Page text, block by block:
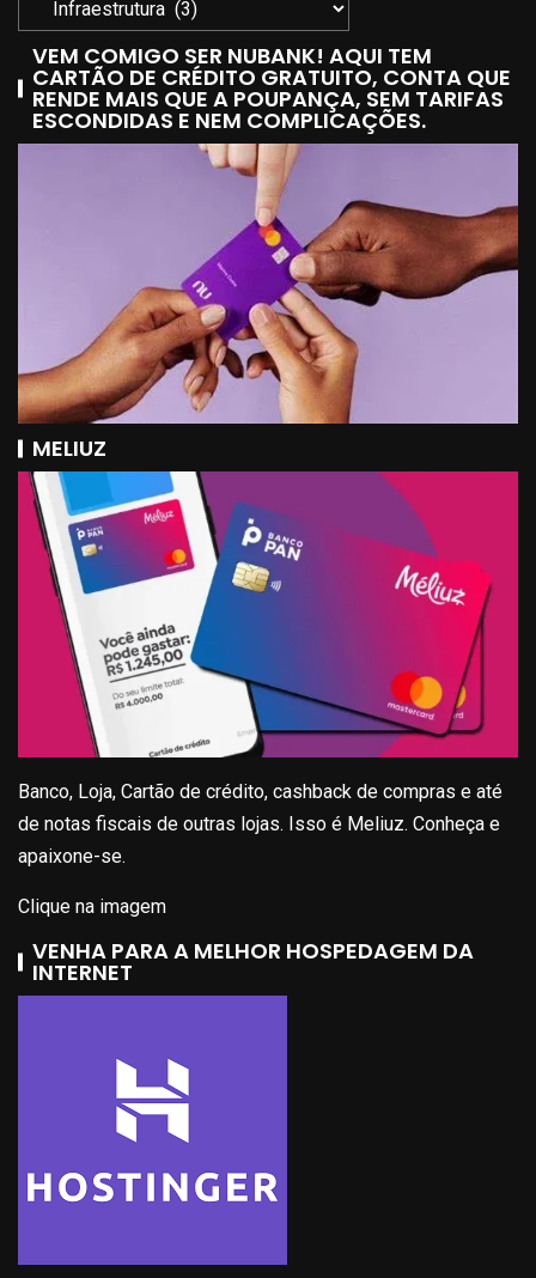
VEM COMIGO SER NUBANK! AQUI TEM
CARTÃO DE CRÉDITO GRATUITO, CONTA QUE
RENDE MAIS QUE A POUPANÇA, SEM TARIFAS
ESCONDIDAS E NEM COMPLICAÇÕES.
MELIUZ
Banco, Loja, Cartão de crédito, cashback de compras e até
de notas fiscais de outras lojas. Isso é Meliuz. Conheça e
apaixone-se.
Clique na imagem
VENHA PARA A MELHOR HOSPEDAGEM DA
INTERNET